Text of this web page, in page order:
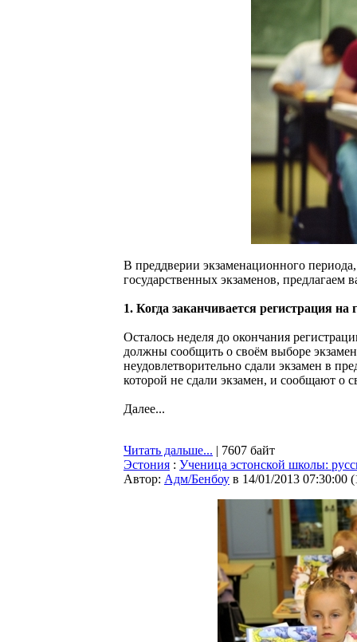
В преддверии экзаменационного
государственных экзаменов,
1. Когда заканчивается регистрация
Осталось неделя до окончания
должны сообщить о своём выборе
неудовлетворительно сдали экзамен в
которой не сдали экзамен, и сообщают о
Далее...
Читать дальше... | 7607 байт
Эстония : Ученица эстонской школы:
Автор: Адм/Бенбоу в 14/01/2013 07:30:00 (